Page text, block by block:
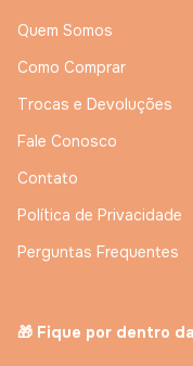
Quem Somos
Como Comprar
Trocas e Devoluções
Fale Conosco
Contato
Política de Privacidade
Perguntas Frequentes
🎁 Fique por dentro